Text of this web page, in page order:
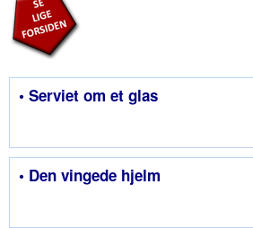
• Serviet om et glas
• Den vingede hjelm